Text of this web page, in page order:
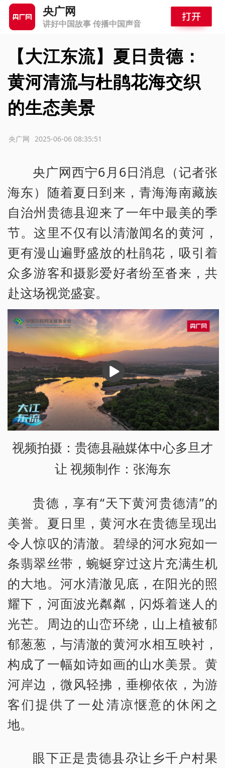
央广网
讲好中国故事 传播中国声音
【大江东流】夏日贵德：
黄河清流与杜鹃花海交织
的生态美景
2025-06-06 08:35:51
央广网
央广网西宁6月6日消息（记者张
海东）随着夏日到来，青海海南藏族
自治州贵德县迎来了一年中最美的季
节。这里不仅有以清澈闻名的黄河，
更有漫山遍野盛放的杜鹃花，吸引着
众多游客和摄影爱好者纷至沓来，共
赴这场视觉盛宴。
播
放
视频拍摄：贵德县融媒体中心多旦才
让 视频制作：张海东
贵德，享有“天下黄河贵德清”的
美誉。夏日里，黄河水在贵德呈现出
令人惊叹的清澈。碧绿的河水宛如一
条翡翠丝带，蜿蜒穿过这片充满生机
的大地。河水清澈见底，在阳光的照
耀下，河面波光粼粼，闪烁着迷人的
光芒。周边的山峦环绕，山上植被郁
郁葱葱，与清澈的黄河水相互映衬，
构成了一幅如诗如画的山水美景。黄
河岸边，微风轻拂，垂柳依依，为游
客们提供了一处清凉惬意的休闲之
地。
眼下正是贵德县尕让乡千户村果